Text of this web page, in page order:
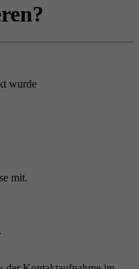
wurde
mit.